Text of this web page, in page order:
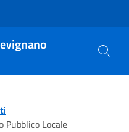
Pubblico Locale